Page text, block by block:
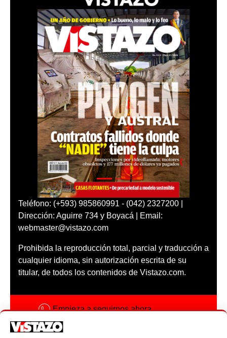
Teléfono: (+593) 985860991 - (042) 2327200 |
Dirección: Aguirre 734 y Boyacá | Email:
webmaster@vistazo.com
Prohibida la reproducción total, parcial y traducción a
cualquier idioma, sin autorización escrita de su
titular, de todos los contenidos de Vistazo.com.
Empieza a seguirnos ahora